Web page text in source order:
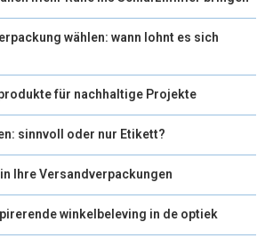
wählen: wann lohnt es sich
für nachhaltige Projekte
sinnvoll oder nur Etikett?
Ihre Versandverpackungen
winkelbeleving in de optiek